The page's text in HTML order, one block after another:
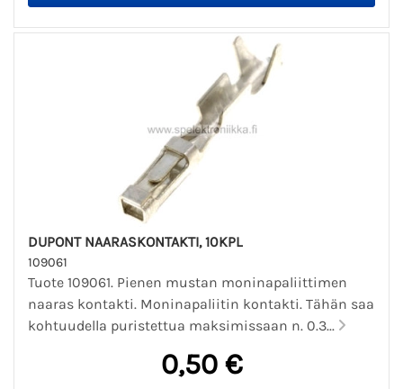
DUPONT NAARASKONTAKTI, 10KPL
109061
Tuote 109061. Pienen mustan moninapaliittimen
naaras kontakti. Moninapaliitin kontakti. Tähän saa
kohtuudella puristettua maksimissaan n. 0.3...
0,50 €